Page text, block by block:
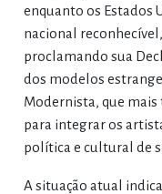
enquanto os Estados
nacional
proclamando sua
dos modelos
Modernista, que
para integrar os
política e cultural de
A situação atual